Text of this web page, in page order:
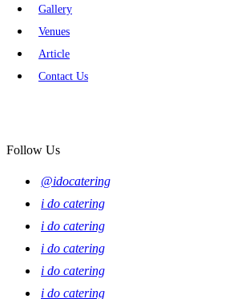
Gallery
Venues
Article
Contact Us
Follow Us
@idocatering
i do catering
i do catering
i do catering
i do catering
i do catering